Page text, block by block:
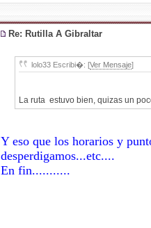
Re: Rutilla A Gibraltar
lolo33 Escribi�: [Ver Mensaje]
La ruta estuvo bien, quizas un
Y eso que los horarios y
desperdigamos...etc....
En fin...........